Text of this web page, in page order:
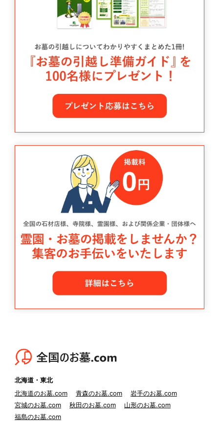
北海道・東北
北海道のお墓.com
青森のお墓.com
岩手のお墓.com
宮城のお墓.com
秋田のお墓.com
山形のお墓.com
福島のお墓.com